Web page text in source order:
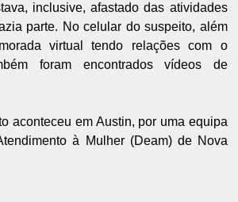
inclusive, afastado das atividades
parte. No celular do suspeito, além
virtual tendo relações com o
foram encontrados vídeos de
aconteceu em Austin, por uma equipa
à Mulher (Deam) de Nova